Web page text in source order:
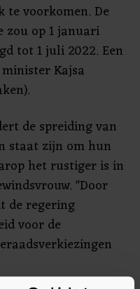
voorkomen. De
op 1 januari
tot 1 juli 2022. Een
Kajsa
de spreiding van
staat zijn om hun
het rustiger is in
"Door
de regering
voor de